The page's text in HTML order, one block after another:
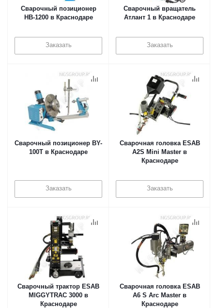
Сварочный позиционер
HB-1200 в Краснодаре
Заказать
Сварочный вращатель
Атлант 1 в Краснодаре
Заказать
Сварочный позиционер BY-
100T в Краснодаре
Заказать
Сварочная головка ESAB
A2S Mini Master в
Краснодаре
Заказать
Сварочный трактор ESAB
MIGGYTRAC 3000 в
Краснодаре
Сварочная головка ESAB
А6 S Arc Master в
Краснодаре